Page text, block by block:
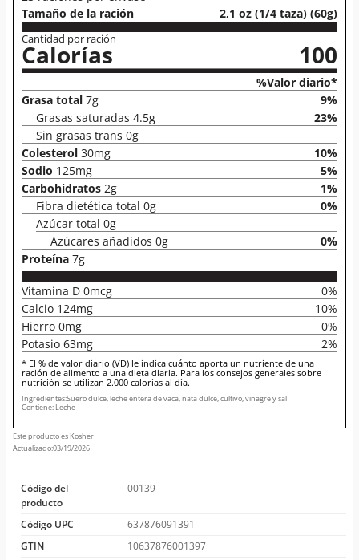
Tamaño de la ración
2,1 oz (1/4 taza) (60g)
Cantidad por ración
100
Calorías
%Valor diario*
9%
Grasa total 7g
23%
Grasas saturadas 4.5g
Sin grasas trans 0g
10%
Colesterol 30mg
5%
Sodio 125mg
1%
Carbohidratos 2g
0%
Fibra dietética total 0g
Azúcar total 0g
0%
Azúcares añadidos 0g
Proteína 7g
0%
Vitamina D 0mcg
10%
Calcio 124mg
0%
Hierro 0mg
2%
Potasio 63mg
* El % de valor diario (VD) le indica cuánto aporta un nutriente de una
ración de alimento a una dieta diaria. Para los consejos generales sobre
nutrición se utilizan 2.000 calorías al día.
Ingredientes:Suero dulce, leche entera de vaca, nata dulce, cultivo, vinagre y sal
Contiene: Leche
Este producto es Kosher
Actualizado:03/19/2026
Código del
producto
00139
Código UPC
637876091391
GTIN
10637876001397